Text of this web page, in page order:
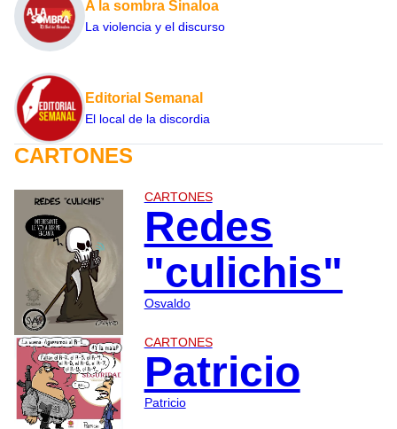
A la sombra Sinaloa
La violencia y el discurso
Editorial Semanal
El local de la discordia
CARTONES
CARTONES
Redes
"culichis"
Osvaldo
CARTONES
Patricio
Patricio